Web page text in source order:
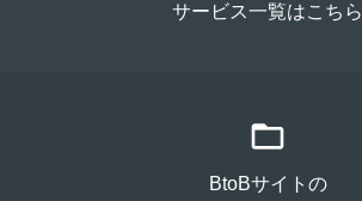
サービス一覧はこちら
folder_open
BtoBサイトの